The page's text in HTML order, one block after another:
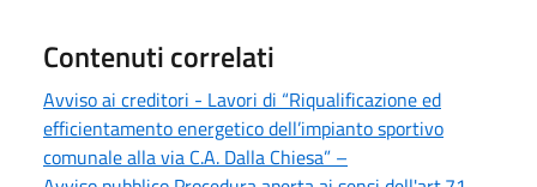
Contenuti correlati
Avviso ai creditori - Lavori di “Riqualificazione ed
efficientamento energetico dell’impianto sportivo
comunale alla via C.A. Dalla Chiesa” –